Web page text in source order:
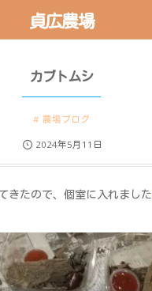
貞広農場
カブトムシ
農場ブログ
2024年5月11日
きたので、個室に入れました